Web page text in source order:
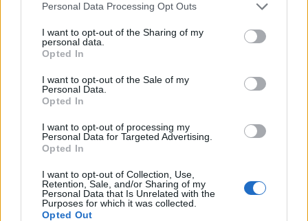
Personal Data Processing Opt Outs
I want to opt-out of the Sharing of my
personal data.
Opted In
I want to opt-out of the Sale of my
Personal Data.
Opted In
I want to opt-out of processing my
Personal Data for Targeted Advertising.
Opted In
I want to opt-out of Collection, Use,
Retention, Sale, and/or Sharing of my
Personal Data that Is Unrelated with the
Purposes for which it was collected.
Opted Out
Κέντρα και δόσεις ρυθμίσεων τμηματικής καταβολής,
για τις οποίες έχει χορηγηθεί αναστολή είσπραξης και
παράταση καταβολής, οι οποίοι απώλεσαν κατά τη
διάρκεια του χρονικού διαστήματος Μαρτίου 2020 έως
και Νοεμβρίου 2020 ρύθμιση τμηματικής καταβολής,
δύναται να επανενταχθούν στο ίδιο καθεστώς
ρύθμισης με τους ίδιους όρους και προϋποθέσεις για
την υπολειπόμενη οφειλή και για τον εναπομείναντα
αριθμό δόσεων της ρύθμισης κατόπιν αίτησής τους. Η
επανένταξη του οφειλέτη στη ρύθμιση συντελείται με